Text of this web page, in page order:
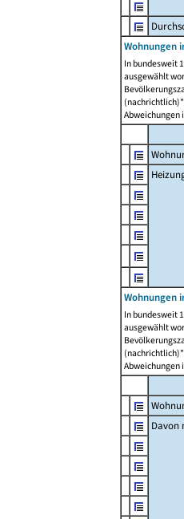
Wohnungen
In bundesweit
ausgewählt
Abweichungen
Wohnungen
In bundesweit
ausgewählt
Abweichungen
Davon